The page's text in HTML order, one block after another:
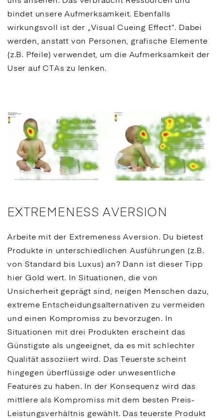
bindet unsere Aufmerksamkeit. Ebenfalls
wirkungsvoll ist der „Visual Cueing Effect“. Dabei
werden, anstatt von Personen, grafische Elemente
(z.B. Pfeile) verwendet, um die Aufmerksamkeit der
User aufCTAs zu lenken.
EXTREMENESS AVERSION
Arbeite mit der Extremeness Aversion. Du bietest
Produkte in unterschiedlichen Ausführungen (z.B.
von Standard bis Luxus) an? Dann ist dieser Tipp
hier Gold wert. In Situationen, die von
Unsicherheit geprägt sind, neigen Menschen dazu,
extreme Entscheidungsalternativen zu vermeiden
und einen Kompromiss zu bevorzugen. In
Situationen mit drei Produkten erscheint das
Günstigste als ungeeignet, da es mit schlechter
Qualität assoziiert wird. Das Teuerste scheint
hingegen überflüssige oder unwesentliche
Features zu haben. In der Konsequenz wird das
mittlere als Kompromiss mit dem besten Preis-
Leistungsverhältnis gewählt. Das teuerste Produkt